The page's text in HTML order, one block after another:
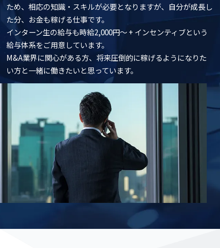
ため、相応の知識・スキルが必要となりますが、自分が成長し
た分、お金も稼げる仕事です。
インターン生の給与も時給2,000円〜 + インセンティブという
給与体系をご用意しています。
M&A業界に関心がある方、将来圧倒的に稼げるようになりた
い方と一緒に働きたいと思っています。